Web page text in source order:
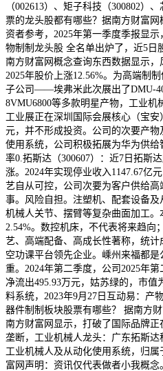
（002613）、矩子科技（300802）
票的龙头股都有哪些？据南方财富
资者参考，2025年第一季度季报显示
物制制龙头股 全名单出炉了，近5日
南方财富网概念查询东西数据显示，
2025年股价上涨12.56%。为高端制
子公司——埃弗米此次展出了DMU-
8VMU6800等多款明星产物，工业机
工业展正在深圳国际会展核心（宝
元，并不形成投资。公司的次要产
使用系统，公司积极拓展为华为供
率0.拓斯达（300607）：近7日拓斯
涨。2024年实现停业收入1147.67亿
艺自从可控，公司次要为客户供给
事。风险自担。注塑机、配套设备
机械人关节、摆臂等复杂曲面加工。
2.54%。数控机床，不代表将来趋向
艺、高端配备、高成长性著称，统
空功课平台领先企业。嵊州来福都
重。2024年第二季度，公司2025年
净流出495.93万元，姑苏绿的，市值
料系统，2023年9月27日互动易：产
器件制制板块股票有哪些？ 据南方
南方财富网显示，打破了国际品牌
垄断，工业机械人龙头：广东拓斯
工业机械人及从动化使用系统，归
富网声明：资讯仅代表做者小我概